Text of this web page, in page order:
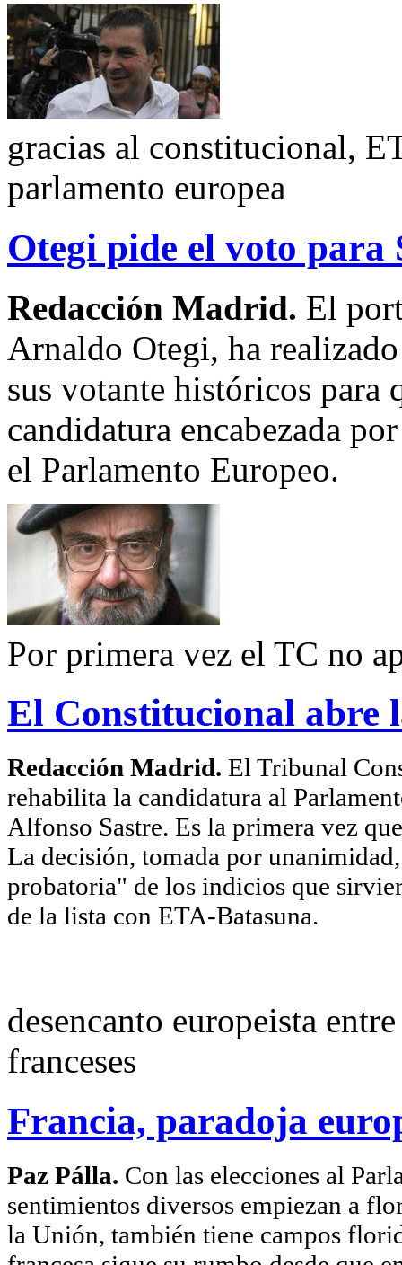
gracias al constitucional,
parlamento europea
Otegi pide el voto para
Redacción Madrid. El
Arnaldo Otegi, ha
sus votante históricos
candidatura encabezada
el Parlamento Europeo.
Por primera vez el TC no
El Constitucional abre
Redacción Madrid. El Tribunal
rehabilita la candidatura al
Alfonso Sastre. Es la primera vez
La decisión, tomada por
probatoria" de los indicios que
de la lista con ETA-Batasuna.
desencanto europeista
franceses
Francia, paradoja
Paz Pálla. Con las elecciones al
sentimientos diversos empiezan a
la Unión, también tiene campos